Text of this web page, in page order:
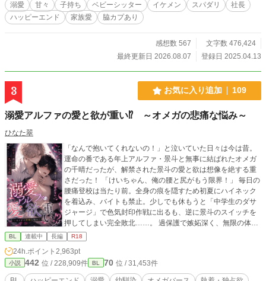
溺愛 甘々 子持ち ベビーシッター イケメン スパダリ
社長
ハッピーエンド
家族愛 脇カプあり
感想数 567
文字数 476,424
最終更新日 2026.08.07
登録日 2025.04.13
3 お気に入り追加 109
溺愛アルファの愛と欲が重い⁉︎ ～オメガの悲痛な悩み～
ひなた翠
「なんで抱いてくれないの！」と泣いていた日々は今は昔。
運命の番である年上アルファ・景斗と無事に結ばれたオメガ
の千晴だったが、解禁された景斗の愛と欲は想像を絶する重
さだった！ 「けいちゃん、俺の腰と尻がもう限界！」 毎日の
腰痛登校は当たり前。全身の痕を隠すため初夏にハイネック
を着込み、バイトも禁止。少しでも休もうと「中学生のダサ
ジャージ」で色気封印作戦に出るも、逆に景斗のスイッチを
押してしまい完全敗北……。 過保護で嫉妬深く、無限の体力
で番を貪る執着アルファ×愛されすぎて物理的に限界寸前なオ
メガの、甘くて激しいドタバタラブコメディ待望の続編！
BL 連載中 長編 R18
24h.ポイント 2,963pt
小説 442 位 / 228,909件 BL 70 位 / 31,453件